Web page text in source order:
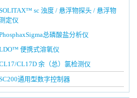
sc 浊度 / 悬浮物探头 / 悬浮物
定仪
总磷酸盐分析仪
便携式溶氧仪
CL17D 余（总）氯检测仪
通用型数字控制器